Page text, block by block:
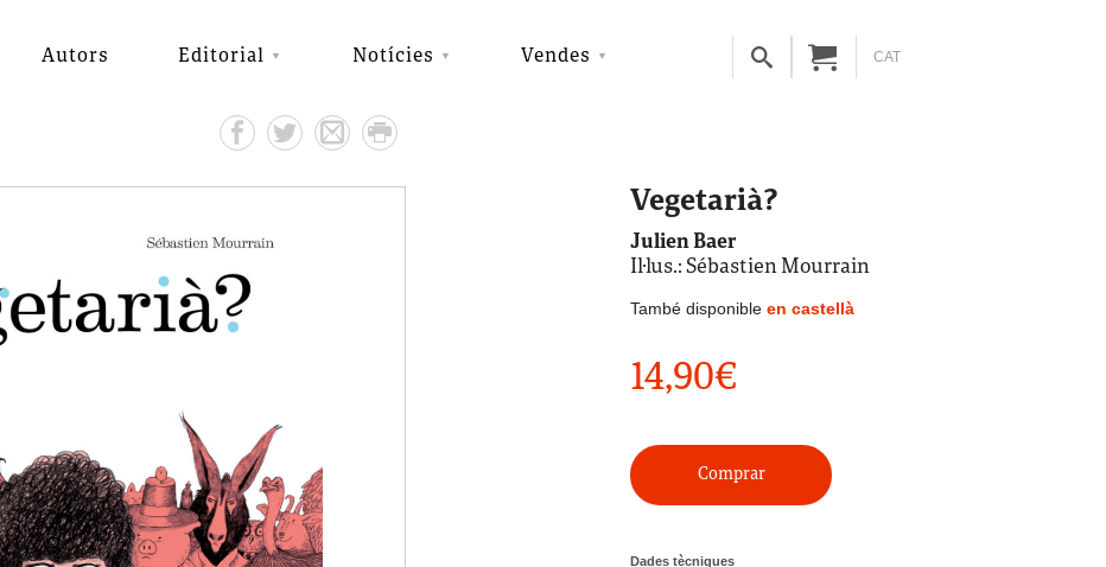
Autors Editorial Notícies Vendes CAT
Vegetarià?
Julien Baer
Il·lus.: Sébastien Mourrain
També disponible en castellà
14,90€
Comprar
Dades tècniques